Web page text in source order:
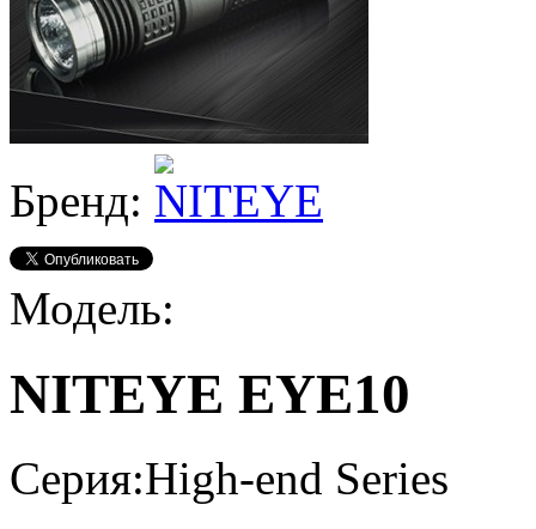
Бренд:
Модель:
NITEYE EYE10
Серия:High-end Series